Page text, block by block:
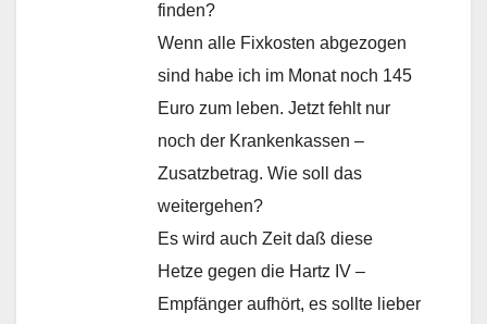
finden?
Wenn alle Fixkosten abgezogen
sind habe ich im Monat noch 145
Euro zum leben. Jetzt fehlt nur
noch der Krankenkassen –
Zusatzbetrag. Wie soll das
weitergehen?
Es wird auch Zeit daß diese
Hetze gegen die Hartz IV –
Empfänger aufhört, es sollte lieber